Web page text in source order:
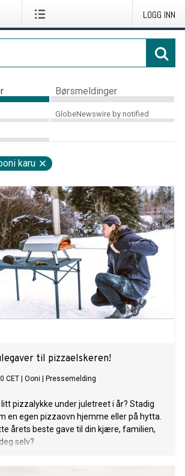
LOGG INN
Børsmeldinger
GlobeNewswire by notified
karu
til pizzaelskeren!
CET Ooni Pressemelding
litt pizzalykke under juletreet i år? Stadig
en egen pizzaovn hjemme eller på hytta.
årets beste gave til din kjære, familien,
selv?